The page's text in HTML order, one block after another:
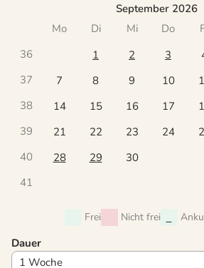
September 2026
Mo
Di Mi Do
36
1 2 3
37
7 8 9 10
38
14 15 16 17
39
21 22 23 24
40
28 29
30
41
Frei Nicht frei
Dauer